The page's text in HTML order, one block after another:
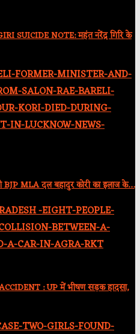
SUICIDE NOTE: महंत नरेंद्र गिरि के
BJP MLA दल बहादुर कोरी का इलाज के…
: UP में भीषण सड़क हादसा,